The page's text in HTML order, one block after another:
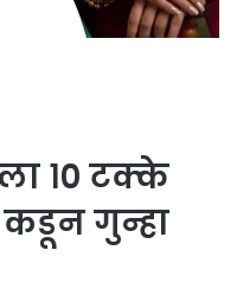
१० टक्के
गुन्हा